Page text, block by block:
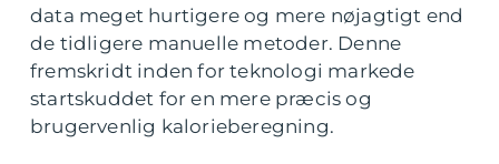
data meget hurtigere og mere nøjagtigt end
de tidligere manuelle metoder. Denne
fremskridt inden for teknologi markede
startskuddet for en mere præcis og
brugervenlig kalorieberegning.